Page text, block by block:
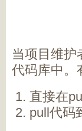
当项目维护
代码库中。
直接在
pull代码